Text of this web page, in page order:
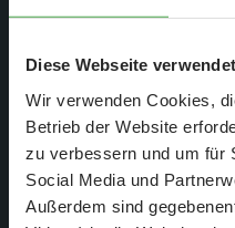
Diese Webseite
Wir verwenden Cookies,
Betrieb der Website
zu verbessern und um für
Social Media und
Außerdem sind
Rom aus der